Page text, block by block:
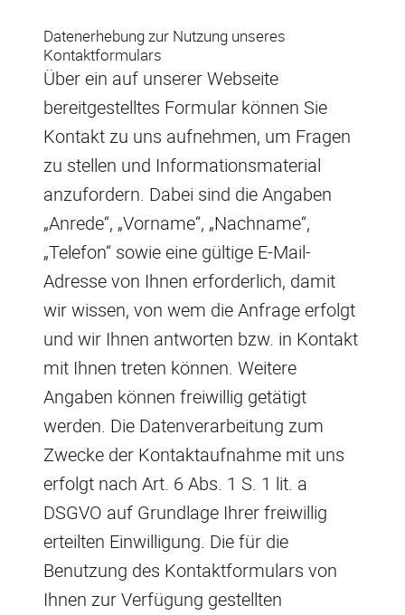
Datenerhebung zur Nutzung unseres
Kontaktformulars
Über ein auf unserer Webseite
bereitgestelltes Formular können Sie
Kontakt zu uns aufnehmen, um Fragen
zu stellen und Informationsmaterial
anzufordern. Dabei sind die Angaben
„Anrede“, „Vorname“, „Nachname“,
„Telefon“ sowie eine gültige E-Mail-
Adresse von Ihnen erforderlich, damit
wir wissen, von wem die Anfrage erfolgt
und wir Ihnen antworten bzw. in Kontakt
mit Ihnen treten können. Weitere
Angaben können freiwillig getätigt
werden. Die Datenverarbeitung zum
Zwecke der Kontaktaufnahme mit uns
erfolgt nach Art. 6 Abs. 1 S. 1 lit. a
DSGVO auf Grundlage Ihrer freiwillig
erteilten Einwilligung. Die für die
Benutzung des Kontaktformulars von
Ihnen zur Verfügung gestellten